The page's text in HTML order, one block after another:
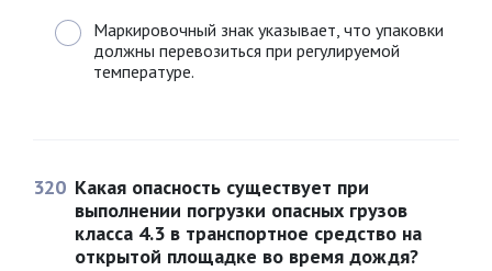
Маркировочный знак указывает, что упаковки
должны перевозиться при регулируемой
температуре.
320 Какая опасность существует при
выполнении погрузки опасных грузов
класса 4.3 в транспортное средство на
открытой площадке во время дождя?